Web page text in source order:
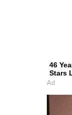
46
Stars
Ad